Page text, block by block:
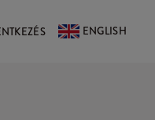
ENGLISH